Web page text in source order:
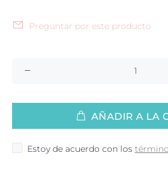
Preguntar por este producto
AÑADIR A LA
Estoy de acuerdo con los